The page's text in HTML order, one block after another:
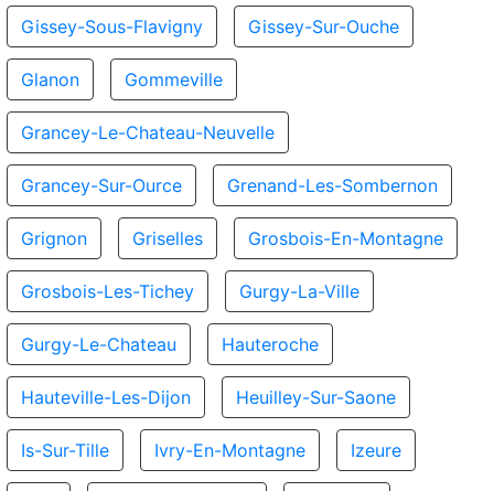
Gissey-Sous-Flavigny Gissey-Sur-Ouche
Glanon Gommeville
Grancey-Le-Chateau-Neuvelle
Grancey-Sur-Ource Grenand-Les-Sombernon
Grignon Griselles Grosbois-En-Montagne
Grosbois-Les-Tichey Gurgy-La-Ville
Gurgy-Le-Chateau Hauteroche
Hauteville-Les-Dijon Heuilley-Sur-Saone
Is-Sur-Tille Ivry-En-Montagne Izeure